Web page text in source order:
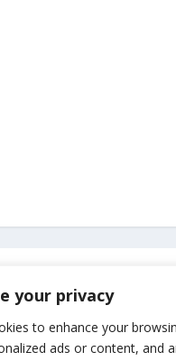
your privacy
to enhance your
ads or content, and